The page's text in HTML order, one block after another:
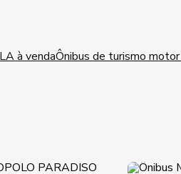
à vendaÔnibus de turismo